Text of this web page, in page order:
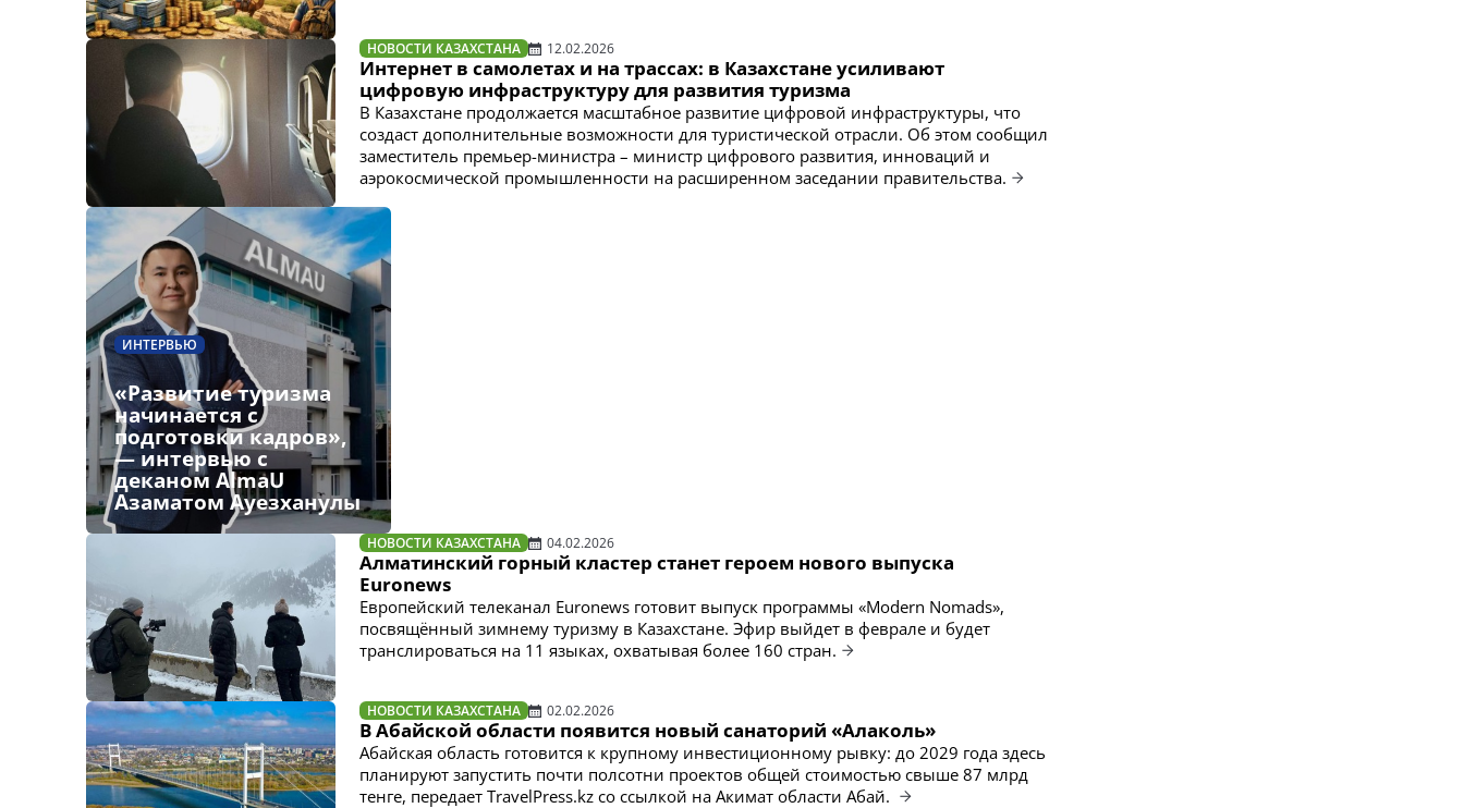
НОВОСТИ КАЗАХСТАНА 12.02.2026
Интернет в самолетах и на трассах: в Казахстане усиливают
цифровую инфраструктуру для развития туризма
В Казахстане продолжается масштабное развитие цифровой инфраструктуры, что
создаст дополнительные возможности для туристической отрасли. Об этом сообщил
заместитель премьер-министра – министр цифрового развития, инноваций и
аэрокосмической промышленности на расширенном заседании правительства.
ИНТЕРВЬЮ
«Развитие туризма
начинается с
подготовки кадров»,
— интервью с
деканом AlmaU
Азаматом Ауезханулы
НОВОСТИ КАЗАХСТАНА 04.02.2026
Алматинский горный кластер станет героем нового выпуска
Euronews
Европейский телеканал Euronews готовит выпуск программы «Modern Nomads»,
посвящённый зимнему туризму в Казахстане. Эфир выйдет в феврале и будет
транслироваться на 11 языках, охватывая более 160 стран.
НОВОСТИ КАЗАХСТАНА 02.02.2026
В Абайской области появится новый санаторий «Алаколь»
Абайская область готовится к крупному инвестиционному рывку: до 2029 года здесь
планируют запустить почти полсотни проектов общей стоимостью свыше 87 млрд
тенге, передает TravelPress.kz со ссылкой на Акимат области Абай.